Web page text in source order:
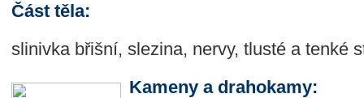
Část těla:
slinivka břišní, slezina, nervy, tlusté a tenké
Kameny a drahokamy: